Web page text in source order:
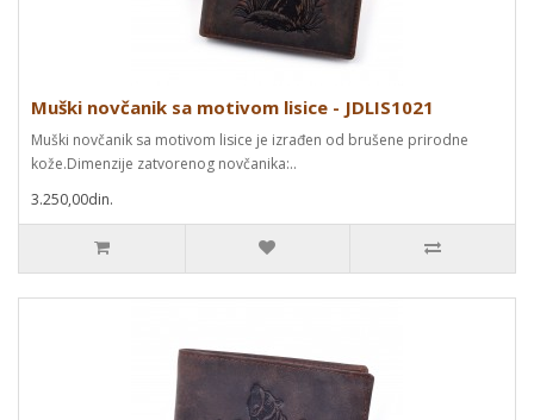
Muški novčanik sa motivom lisice - JDLIS1021
Muški novčanik sa motivom lisice je izrađen od brušene prirodne
kože.Dimenzije zatvorenog novčanika:..
3.250,00din.